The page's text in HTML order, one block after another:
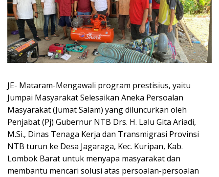
JE- Mataram-Mengawali program prestisius, yaitu
Jumpai Masyarakat Selesaikan Aneka Persoalan
Masyarakat (Jumat Salam) yang diluncurkan oleh
Penjabat (Pj) Gubernur NTB Drs. H. Lalu Gita Ariadi,
M.Si., Dinas Tenaga Kerja dan Transmigrasi Provinsi
NTB turun ke Desa Jagaraga, Kec. Kuripan, Kab.
Lombok Barat untuk menyapa masyarakat dan
membantu mencari solusi atas persoalan-persoalan